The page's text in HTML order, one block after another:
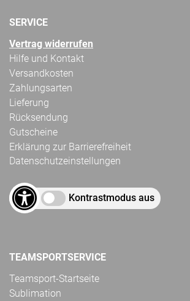
SERVICE
Vertrag widerrufen
Hilfe und Kontakt
Versandkosten
Zahlungsarten
Lieferung
Rücksendung
Gutscheine
Erklärung zur Barrierefreiheit
Datenschutzeinstellungen
Kontrastmodus aus
TEAMSPORTSERVICE
Teamsport-Startseite
Sublimation